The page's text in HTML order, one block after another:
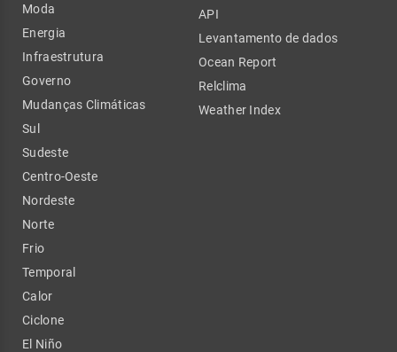
Moda
Energia
Infraestrutura
Governo
Mudanças Climáticas
Sul
Sudeste
Centro-Oeste
Nordeste
Norte
Frio
Temporal
Calor
Ciclone
El Niño
API
Levantamento de dados
Ocean Report
Relclima
Weather Index